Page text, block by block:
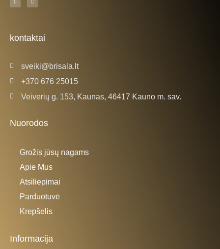
a
c
-
f
n
s
m
kontaktai
sveiki@brisala.lt
+370 676 25015
Veiverių g. 153, Kaunas, 46417 Kauno m. sav.
Nuorodos
Grožis jūsų nagams
Apie Mus
Atsiliepimai
Parduotuvė
Krepšelis
Informacija